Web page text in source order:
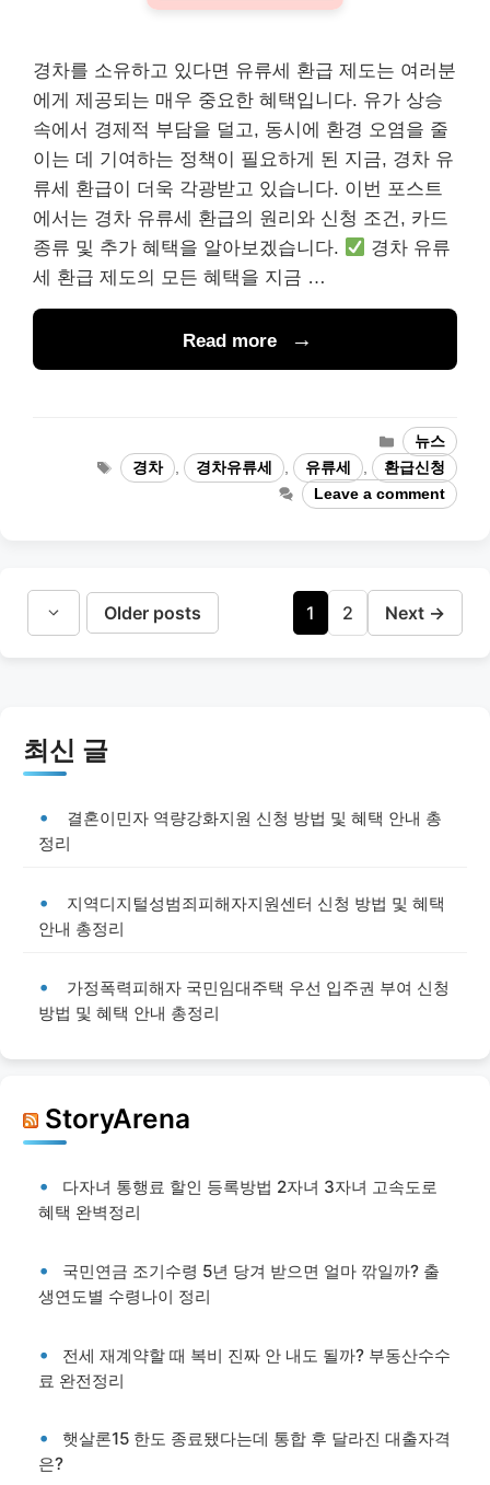
경차를 소유하고 있다면 유류세 환급 제도는 여러분
에게 제공되는 매우 중요한 혜택입니다. 유가 상승
속에서 경제적 부담을 덜고, 동시에 환경 오염을 줄
이는 데 기여하는 정책이 필요하게 된 지금, 경차 유
류세 환급이 더욱 각광받고 있습니다. 이번 포스트
에서는 경차 유류세 환급의 원리와 신청 조건, 카드
종류 및 추가 혜택을 알아보겠습니다.
경차 유류
세 환급 제도의 모든 혜택을 지금 …
Read more
Categories
뉴스
Tags경차 , 경차유류세 , 유류세 ,
환급신청
Leave a comment
Older posts Page
1 Page
2 Next →
최신 글
결혼이민자 역량강화지원 신청 방법 및 혜택 안내 총
정리
지역디지털성범죄피해자지원센터 신청 방법 및 혜택
안내 총정리
가정폭력피해자 국민임대주택 우선 입주권 부여 신청
방법 및 혜택 안내 총정리
StoryArena
다자녀 통행료 할인 등록방법 2자녀 3자녀 고속도로
혜택 완벽정리
국민연금 조기수령 5년 당겨 받으면 얼마 깎일까? 출
생연도별 수령나이 정리
전세 재계약할 때 복비 진짜 안 내도 될까? 부동산수수
료 완전정리
햇살론15 한도 종료됐다는데 통합 후 달라진 대출자격
은?